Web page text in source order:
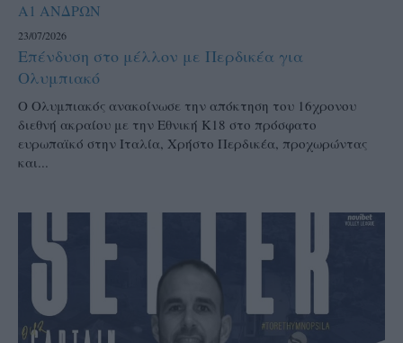
Α1 ΑΝΔΡΩΝ
23/07/2026
Επένδυση στο μέλλον με Περδικέα για
Ολυμπιακό
Ο Ολυμπιακός ανακοίνωσε την απόκτηση του 16χρονου
διεθνή ακραίου με την Εθνική Κ18 στο πρόσφατο
ευρωπαϊκό στην Ιταλία, Χρήστο Περδικέα, προχωρώντας
και...